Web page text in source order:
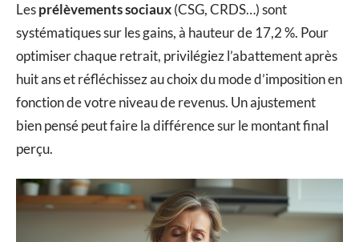
Lesprélèvements sociaux(CSG, CRDS…) sont
systématiques sur les gains, à hauteur de 17,2 %. Pour
optimiser chaque retrait, privilégiez l’abattement après
huit ans et réfléchissez au choix du mode d’imposition en
fonction de votre niveau de revenus. Un ajustement
bien pensé peut faire la différence sur le montant final
perçu.